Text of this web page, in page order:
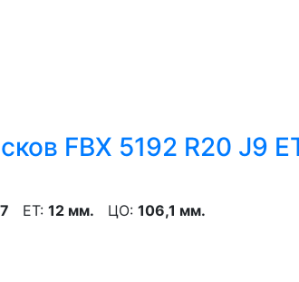
FBX 5192 R20 J9
ET: 12 мм. ЦО: 106,1 мм.